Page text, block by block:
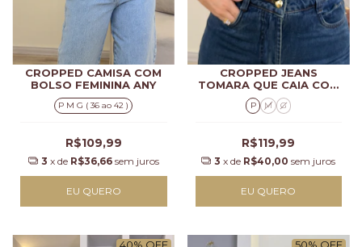
CROPPED CAMISA COM
BOLSO FEMININA ANY
P M G ( 36 ao 42 )
R$109,99
3 x de R$36,66 sem juros
EU QUERO
CROPPED JEANS
TOMARA QUE CAIA COM
ZÍPER BELINDA
P M G
R$119,99
3 x de R$40,00 sem juros
EU QUERO